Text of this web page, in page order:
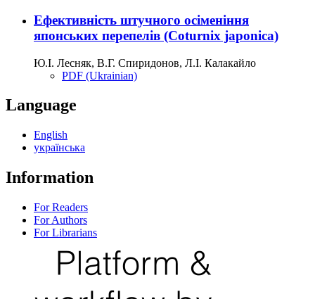
Ефективність штучного осіменіння
японських перепелів (Coturnix japonica)
Ю.І. Лесняк, В.Г. Спиридонов, Л.І. Калакайло
PDF (Ukrainian)
Language
English
українська
Information
For Readers
For Authors
For Librarians